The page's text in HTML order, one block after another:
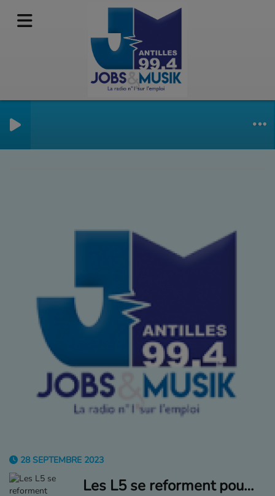
28 SEPTEMBRE 2023
Les L5 se reforment pour la Pat'Patrouille